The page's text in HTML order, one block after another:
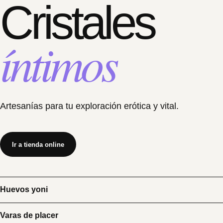
Cristales
íntimos
Artesanías para tu exploración erótica y vital.
Ir a tienda online
Huevos yoni
Varas de placer